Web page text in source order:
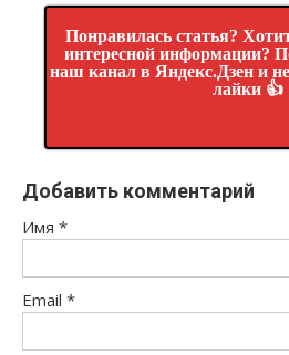
Понравилась статья?
интересной информации?
наш канал в Яндекс.Дзен и
лайки 👍
Добавить комментарий
Имя *
Email *